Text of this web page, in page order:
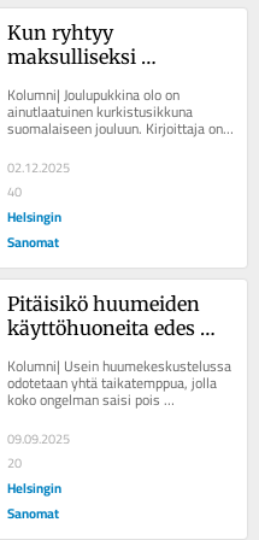
Kun ryhtyy
maksulliseksi
heti muutaman asian
Kolumni| Joulupukkina olo on
ainutlaatuinen kurkistusikkuna
suomalaiseen jouluun. Kirjoittaja on
HS:n pääkaupunkiseudun
toimituksen esihenkilö. ...
02.12.2025
40
Helsingin
Sanomat
Pitäisikö huumeiden
käyttö­huoneita edes
Kolumni| Usein huumekeskustelussa
odotetaan yhtä taikatemppua, jolla
koko ongelman saisi pois
päiväjärjestyksestä. Kirjoittaja on
HS:n...
09.09.2025
20
Helsingin
Sanomat